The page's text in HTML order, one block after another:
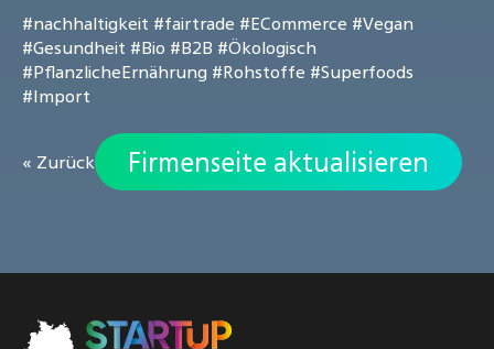
#nachhaltigkeit #fairtrade #ECommerce #Vegan
#Gesundheit #Bio #B2B #Ökologisch
#PflanzlicheErnährung #Rohstoffe #Superfoods
#Import
« Zurück Firmenseite aktualisieren